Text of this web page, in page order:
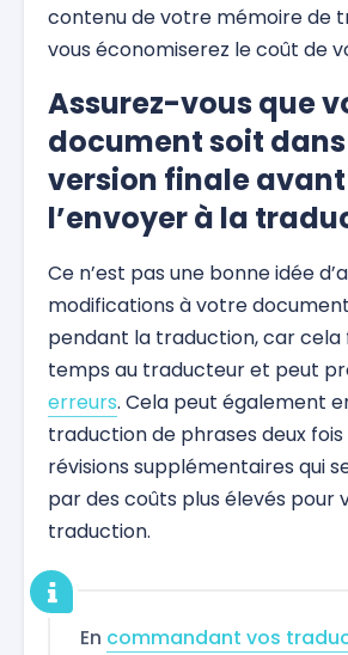
contenu de votre mémoire de
vous économiserez le coût de
Assurez-vous que
document soit
version finale
l’envoyer à la
Ce n’est pas une bonne idée
modifications à votre
pendant la traduction, car
temps au traducteur et peut
erreurs. Cela peut également
traduction de phrases deux fois
révisions supplémentaires qui
par des coûts plus élevés pour
traduction.
En commandant vos